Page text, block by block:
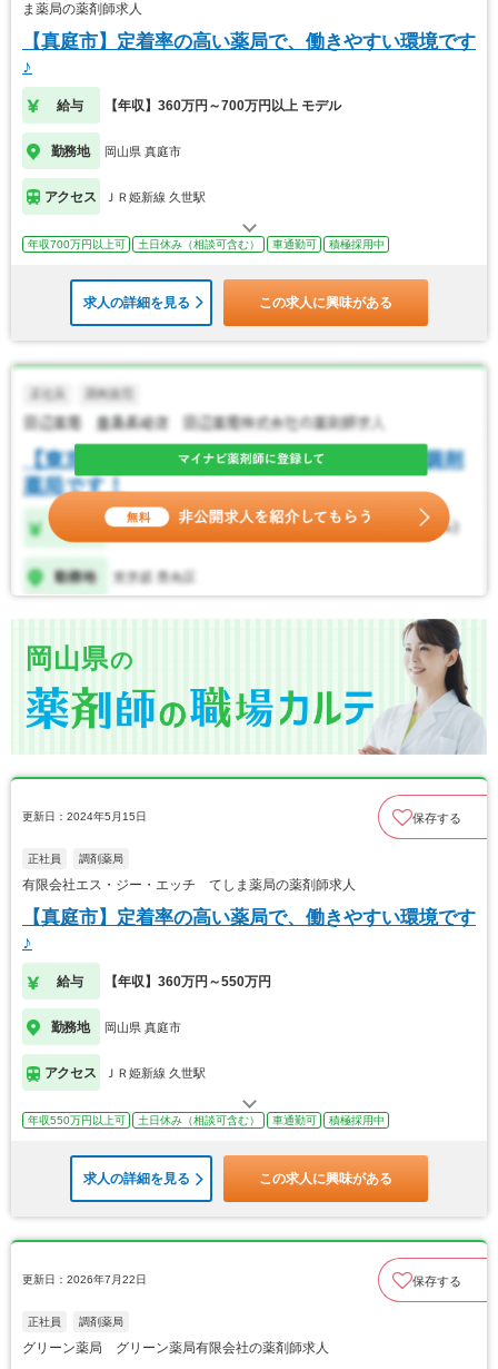
ま薬局の薬剤師求人
【真庭市】定着率の高い薬局で、働きやすい環境です
♪
給与 【年収】360万円～700万円以上 モデル
勤務地 岡山県 真庭市
アクセス ＪＲ姫新線 久世駅
年収700万円以上可 土日休み（相談可含む） 車通勤可 積極採用中
求人の詳細を見る この求人に興味がある
岡山県の
更新日：2024年5月15日 保存する
正社員 調剤薬局
有限会社エス・ジー・エッチ てしま薬局の薬剤師求人
【真庭市】定着率の高い薬局で、働きやすい環境です
♪
給与 【年収】360万円～550万円
勤務地 岡山県 真庭市
アクセス ＪＲ姫新線 久世駅
年収550万円以上可 土日休み（相談可含む） 車通勤可 積極採用中
求人の詳細を見る この求人に興味がある
更新日：2026年7月22日 保存する
正社員 調剤薬局
グリーン薬局 グリーン薬局有限会社の薬剤師求人